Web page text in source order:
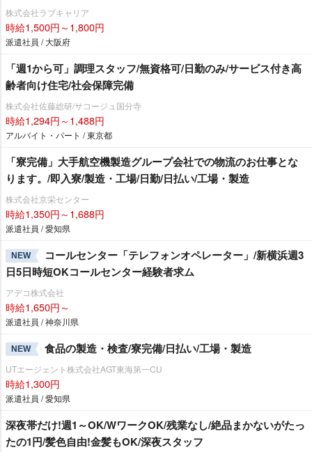
株式会社ラブキャリア
時給1,500円～1,800円
派遣社員 / 大阪府
「週1から可」調理スタッフ/無資格可/日勤のみ/サービス付き高
齢者向け住宅/社会保障完備
株式会社佐藤総研/サコージュ国分寺
時給1,294円～1,488円
アルバイト・パート / 東京都
「寮完備」大手航空機製造グループ会社での物流のお仕事とな
ります。/即入寮/製造・工場/日勤/日払い/工場・製造
株式会社京栄センター
時給1,350円～1,688円
派遣社員 / 愛知県
NEW
コールセンター「テレフォンオペレーター」/新横浜週3
日5日時短OKコールセンター経験者求ム
アデコ株式会社
時給1,650円～
派遣社員 / 神奈川県
NEW 食品の製造・検査/寮完備/日払い/工場・製造
UTエージェント株式会社AGT東海第一CU
時給1,300円
派遣社員 / 愛知県
深夜帯だけ!週1～OK/WワークOK/残業なし/絶品まかないがたっ
たの1円/髪色自由!金髪もOK/深夜スタッフ